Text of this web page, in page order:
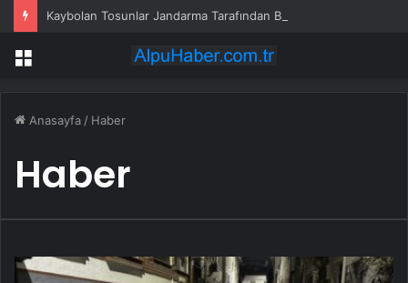
Kaybolan Tosunlar Jandarma Tarafından Bulundu
Menü
Anasayfa / Haber
Haber